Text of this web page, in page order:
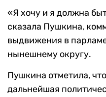
«Я хочу и я должна
сказала Пушкина,
выдвижения в
нынешнему округу.
Пушкина отметила,
дальнейшая